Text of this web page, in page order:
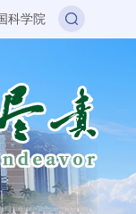
科学院